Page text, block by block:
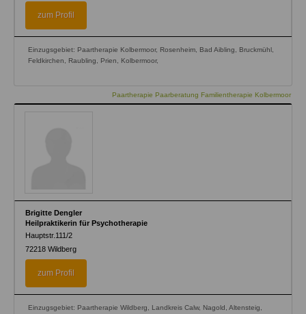
zum Profil
Einzugsgebiet: Paartherapie Kolbermoor, Rosenheim, Bad Aibling, Bruckmühl,
Feldkirchen, Raubling, Prien, Kolbermoor,
Paartherapie Paarberatung Familientherapie Kolbermoor
Brigitte Dengler
Heilpraktikerin für Psychotherapie
Hauptstr.111/2
72218 Wildberg
zum Profil
Einzugsgebiet: Paartherapie Wildberg, Landkreis Calw, Nagold, Altensteig,